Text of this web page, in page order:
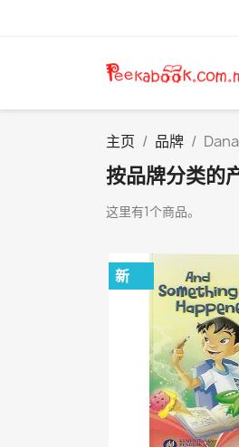
主页 品牌
按品牌分类
这里有1个商品。
新